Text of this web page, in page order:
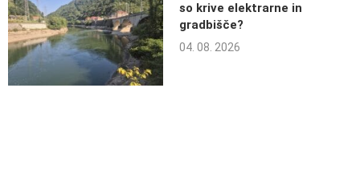
so krive elektrarne in
gradbišče?
04. 08. 2026